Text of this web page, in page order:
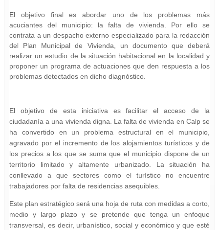
El objetivo final es abordar uno de los problemas más
acuciantes del municipio: la falta de vivienda. Por ello se
contrata a un despacho externo especializado para la redacción
del Plan Municipal de Vivienda, un documento que deberá
realizar un estudio de la situación habitacional en la localidad y
proponer un programa de actuaciones que den respuesta a los
problemas detectados en dicho diagnóstico.
El objetivo de esta iniciativa es facilitar el acceso de la
ciudadanía a una vivienda digna. La falta de vivienda en Calp se
ha convertido en un problema estructural en el municipio,
agravado por el incremento de los alojamientos turísticos y de
los precios a los que se suma que el municipio dispone de un
territorio limitado y altamente urbanizado. La situación ha
conllevado a que sectores como el turístico no encuentre
trabajadores por falta de residencias asequibles.
Este plan estratégico será una hoja de ruta con medidas a corto,
medio y largo plazo y se pretende que tenga un enfoque
transversal, es decir, urbanístico, social y económico y que esté